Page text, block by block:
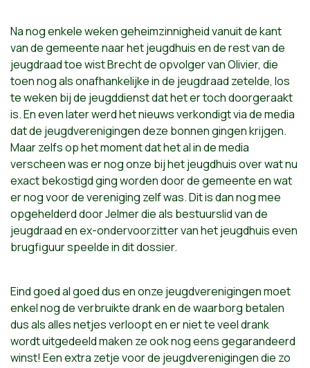
Na nog enkele weken geheimzinnigheid vanuit de kant
van de gemeente naar het jeugdhuis en de rest van de
jeugdraad toe wist Brecht de opvolger van Olivier, die
toen nog als onafhankelijke in de jeugdraad zetelde, los
te weken bij de jeugddienst dat het er toch doorgeraakt
is. En even later werd het nieuws verkondigt via de media
dat de jeugdverenigingen deze bonnen gingen krijgen.
Maar zelfs op het moment dat het al in de media
verscheen was er nog onze bij het jeugdhuis over wat nu
exact bekostigd ging worden door de gemeente en wat
er nog voor de vereniging zelf was. Dit is dan nog mee
opgehelderd door Jelmer die als bestuurslid van de
jeugdraad en ex-ondervoorzitter van het jeugdhuis even
brugfiguur speelde in dit dossier.
Eind goed al goed dus en onze jeugdverenigingen moet
enkel nog de verbruikte drank en de waarborg betalen
dus als alles netjes verloopt en er niet te veel drank
wordt uitgedeeld maken ze ook nog eens gegarandeerd
winst! Een extra zetje voor de jeugdverenigingen die zo